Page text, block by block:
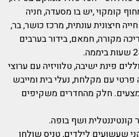
קומקוי ,יש בו מסעדה, חניה
חיצונית עונתית, מרכז כושר, בר,
מקורה, חמאם, בידור בערבים
פינת ישיבה, טלוויזיה עם ערוצי
פרטי עם מקלחת, נעלי בית ומייבש
חלק מהחדרים משקיפים
קונטיננטלית ושף בופה.
שעשועים לילדים, טניס שולחן